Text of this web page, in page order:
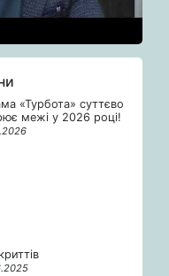
«Турбота» суттєво
межі у 2026 році!